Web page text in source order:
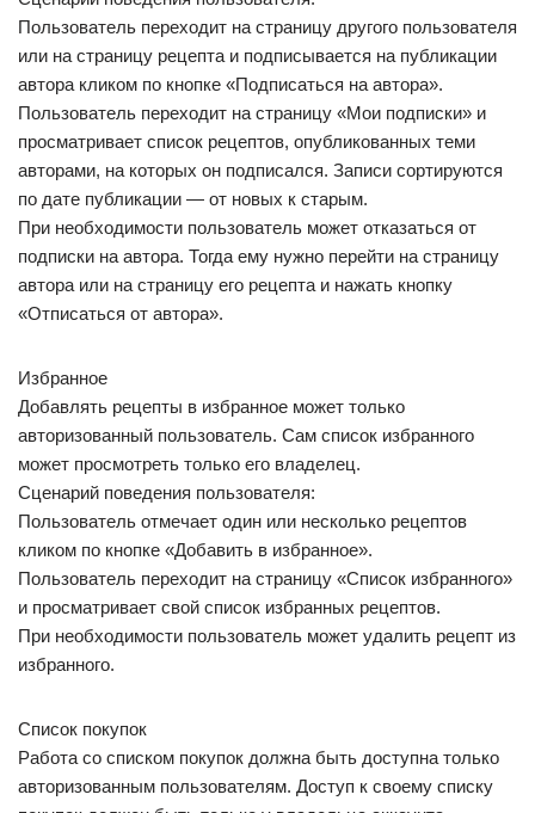
Пользователь переходит на страницу другого пользователя
или на страницу рецепта и подписывается на публикации
автора кликом по кнопке «Подписаться на автора».
Пользователь переходит на страницу «Мои подписки» и
просматривает список рецептов, опубликованных теми
авторами, на которых он подписался. Записи сортируются
по дате публикации — от новых к старым.
При необходимости пользователь может отказаться от
подписки на автора. Тогда ему нужно перейти на страницу
автора или на страницу его рецепта и нажать кнопку
«Отписаться от автора».
Избранное
Добавлять рецепты в избранное может только
авторизованный пользователь. Сам список избранного
может просмотреть только его владелец.
Сценарий поведения пользователя:
Пользователь отмечает один или несколько рецептов
кликом по кнопке «Добавить в избранное».
Пользователь переходит на страницу «Список избранного»
и просматривает свой список избранных рецептов.
При необходимости пользователь может удалить рецепт из
избранного.
Список покупок
Работа со списком покупок должна быть доступна только
авторизованным пользователям. Доступ к своему списку